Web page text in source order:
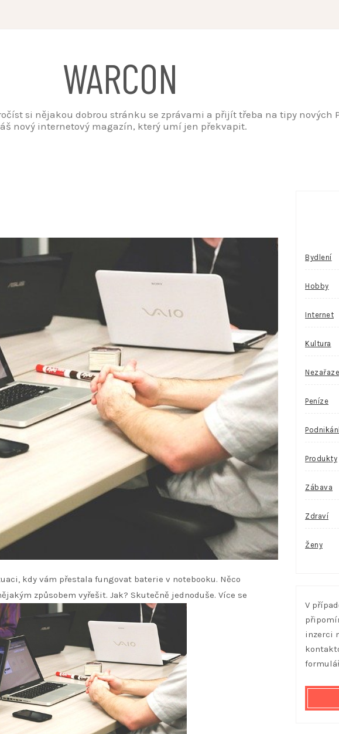
WARCON
si nějakou dobrou stránku se zprávami a přijít třeba na tipy nových
nový internetový magazín, který umí jen překvapit.
kdy vám přestala fungovat baterie v notebooku. Něco
způsobem vyřešit. Jak? Skutečně jednoduše. Více se
Bydlení
Hobby
Internet
Kultura
Peníze
Produkty
Zábava
Zdraví
Ženy
V
inzerci